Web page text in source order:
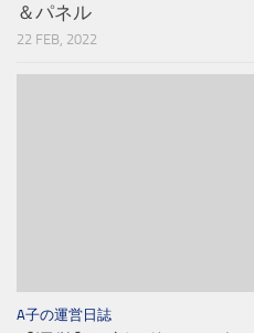
＆パネル
22 FEB, 2022
A子の運営日誌